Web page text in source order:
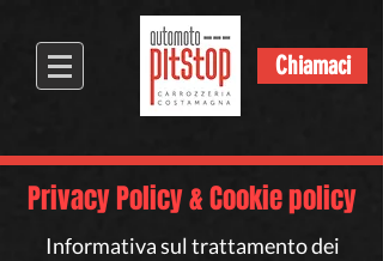
Chiamaci
Privacy Policy & Cookie policy
Informativa sul trattamento dei